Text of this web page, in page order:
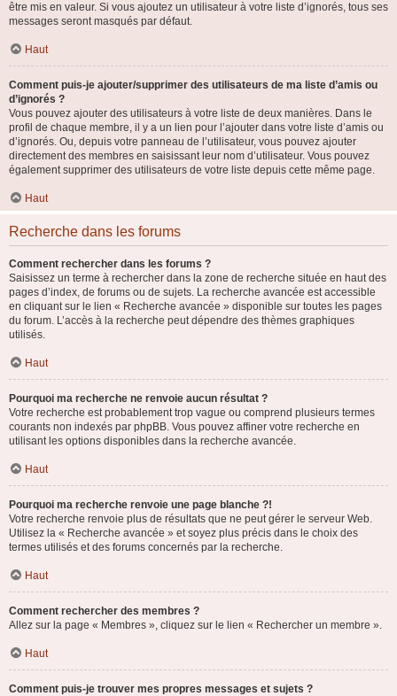
être mis en valeur. Si vous ajoutez un utilisateur à votre liste d’ignorés, tous ses
messages seront masqués par défaut.
Haut
Comment puis-je ajouter/supprimer des utilisateurs de ma liste d’amis ou
d’ignorés ?
Vous pouvez ajouter des utilisateurs à votre liste de deux manières. Dans le
profil de chaque membre, il y a un lien pour l’ajouter dans votre liste d’amis ou
d’ignorés. Ou, depuis votre panneau de l’utilisateur, vous pouvez ajouter
directement des membres en saisissant leur nom d’utilisateur. Vous pouvez
également supprimer des utilisateurs de votre liste depuis cette même page.
Haut
Recherche dans les forums
Comment rechercher dans les forums ?
Saisissez un terme à rechercher dans la zone de recherche située en haut des
pages d’index, de forums ou de sujets. La recherche avancée est accessible
en cliquant sur le lien « Recherche avancée » disponible sur toutes les pages
du forum. L’accès à la recherche peut dépendre des thèmes graphiques
utilisés.
Haut
Pourquoi ma recherche ne renvoie aucun résultat ?
Votre recherche est probablement trop vague ou comprend plusieurs termes
courants non indexés par phpBB. Vous pouvez affiner votre recherche en
utilisant les options disponibles dans la recherche avancée.
Haut
Pourquoi ma recherche renvoie une page blanche ?!
Votre recherche renvoie plus de résultats que ne peut gérer le serveur Web.
Utilisez la « Recherche avancée » et soyez plus précis dans le choix des
termes utilisés et des forums concernés par la recherche.
Haut
Comment rechercher des membres ?
Allez sur la page « Membres », cliquez sur le lien « Rechercher un membre ».
Haut
Comment puis-je trouver mes propres messages et sujets ?